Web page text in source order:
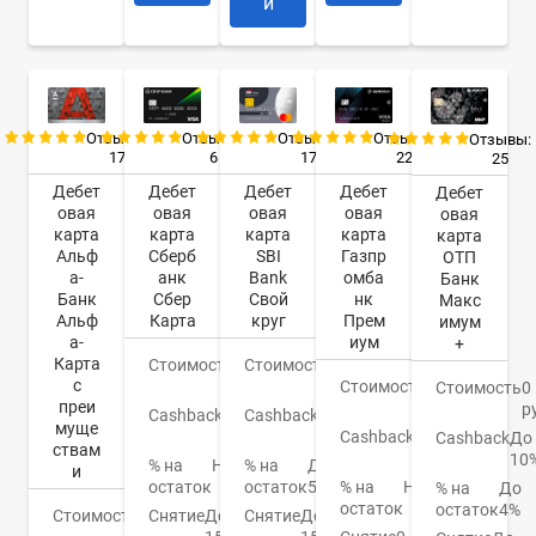
Отзывы:
17
Дебет
овая
карта
Альф
а-
Банк
Альф
а-
Карта
с
преи
муще
ствам
и
Стоимость
Отзывы:
6
Дебет
овая
карта
Сберб
анк
Сбер
Карта
Стоимость
Cashback
До
% на
остаток
Нет
СнятиеДо
Отзывы:
17
Дебет
овая
карта
SBI
Bank
Свой
круг
Стоимость0
руб.
Cashback
10%
% на
остаток
До
5,5%
СнятиеДо
Отзывы:
22
Дебет
овая
карта
Газпр
омба
нк
Прем
иум
Стоимость
Cashback
До
% на
остаток
Нет
Отзывы:
25
Дебет
овая
карта
ОТП
Банк
Макс
имум
+
Стоимость0
CashbackДо
% на
остаток
До
4%